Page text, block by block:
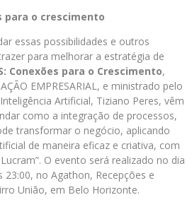
para o crescimento
essas possibilidades e outros
para melhorar a estratégia de
Conexões para o Crescimento,
EMPRESARIAL, e ministrado pelo
Artificial, Tiziano Peres, vêm
como a integração de processos,
transformar o negócio, aplicando
de maneira eficaz e criativa, com
O evento será realizado no dia
23:00, no Agathon, Recepções e
União, em Belo Horizonte.